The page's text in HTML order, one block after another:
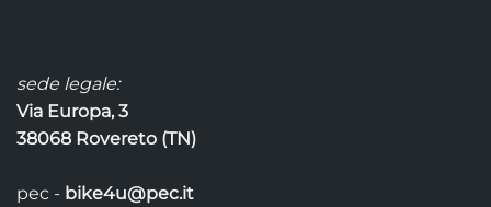
sede legale:
Via Europa, 3
38068 Rovereto (TN)
pec - bike4u@pec.it